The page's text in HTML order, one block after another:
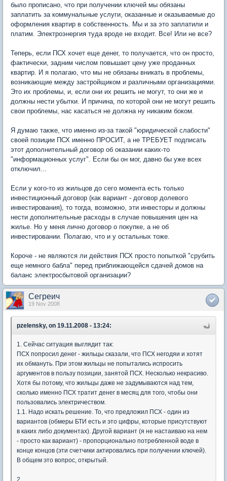
было прописано, что при получении ключей мы обязаны
заплатить за коммунальные услуги, оказанные и оказываемые до
оформления квартир в собственность. Мы и за это заплатили и
платим. Электроэнергия туда вроде не входит. Все! Или не все?
Теперь, если ПСХ хочет еще денег, то получается, что он просто,
фактически, задним числом повышает цену уже проданных
квартир. И я полагаю, что мы не обязаны вникать в проблемы,
возникающие между застройщиком и различными организациями.
Это их проблемы, и, если они их решить не могут, то они же и
должны нести убытки. И причина, по которой они не могут решить
свои проблемы, нас касаться не должна ну никаким боком.
Я думаю также, что именно из-за такой "юридической слабости"
своей позиции ПСХ именно ПРОСИТ, а не ТРЕБУЕТ подписать
этот дополнительный договор об оказании каких-то
"информационных услуг". Если бы он мог, давно бы уже всех
отключил...
Если у кого-то из жильцов до сего момента есть только
инвестиционный договор (как вариант - договор долевого
инвестирования), то тогда, возможно, эти инвесторы и должны
нести дополнительные расходы в случае повышения цен на
жилье. Но у меня лично договор о покупке, а не об
инвестировании. Полагаю, что и у остальных тоже.
Короче - не являются ли действия ПСХ просто попыткой "срубить
еще немного бабла" перед приближающейся сдачей домов на
баланс электросбытовой организации?
Сегреич
19 Nov 2008
pzelensky, on 19.11.2008 - 13:24:
1. Сейчас ситуация выглядит так:
ПСХ попросил денег - жильцы сказали, что ПСХ негодяи и хотят
их обмануть. При этом жильцы не попытались испросить
аргументов в пользу позиции, занятой ПСХ. Несколько некрасиво.
Хотя бы потому, что жильцы даже не задумываются над тем,
сколько именно ПСХ тратит денег в месяц для того, чтобы они
пользовались электричеством.
1.1. Надо искать решение. То, что предложил ПСХ - один из
вариантов (обмеры БТИ есть и это цифры, которые присутствуют
в каких либо документах). Другой вариант (я не настаиваю на нем
- просто как вариант) - пропорционально потребленной воде в
конце концов (эти счетчики актировались при получении ключей).
В общем это вопрос, открытый.
2.